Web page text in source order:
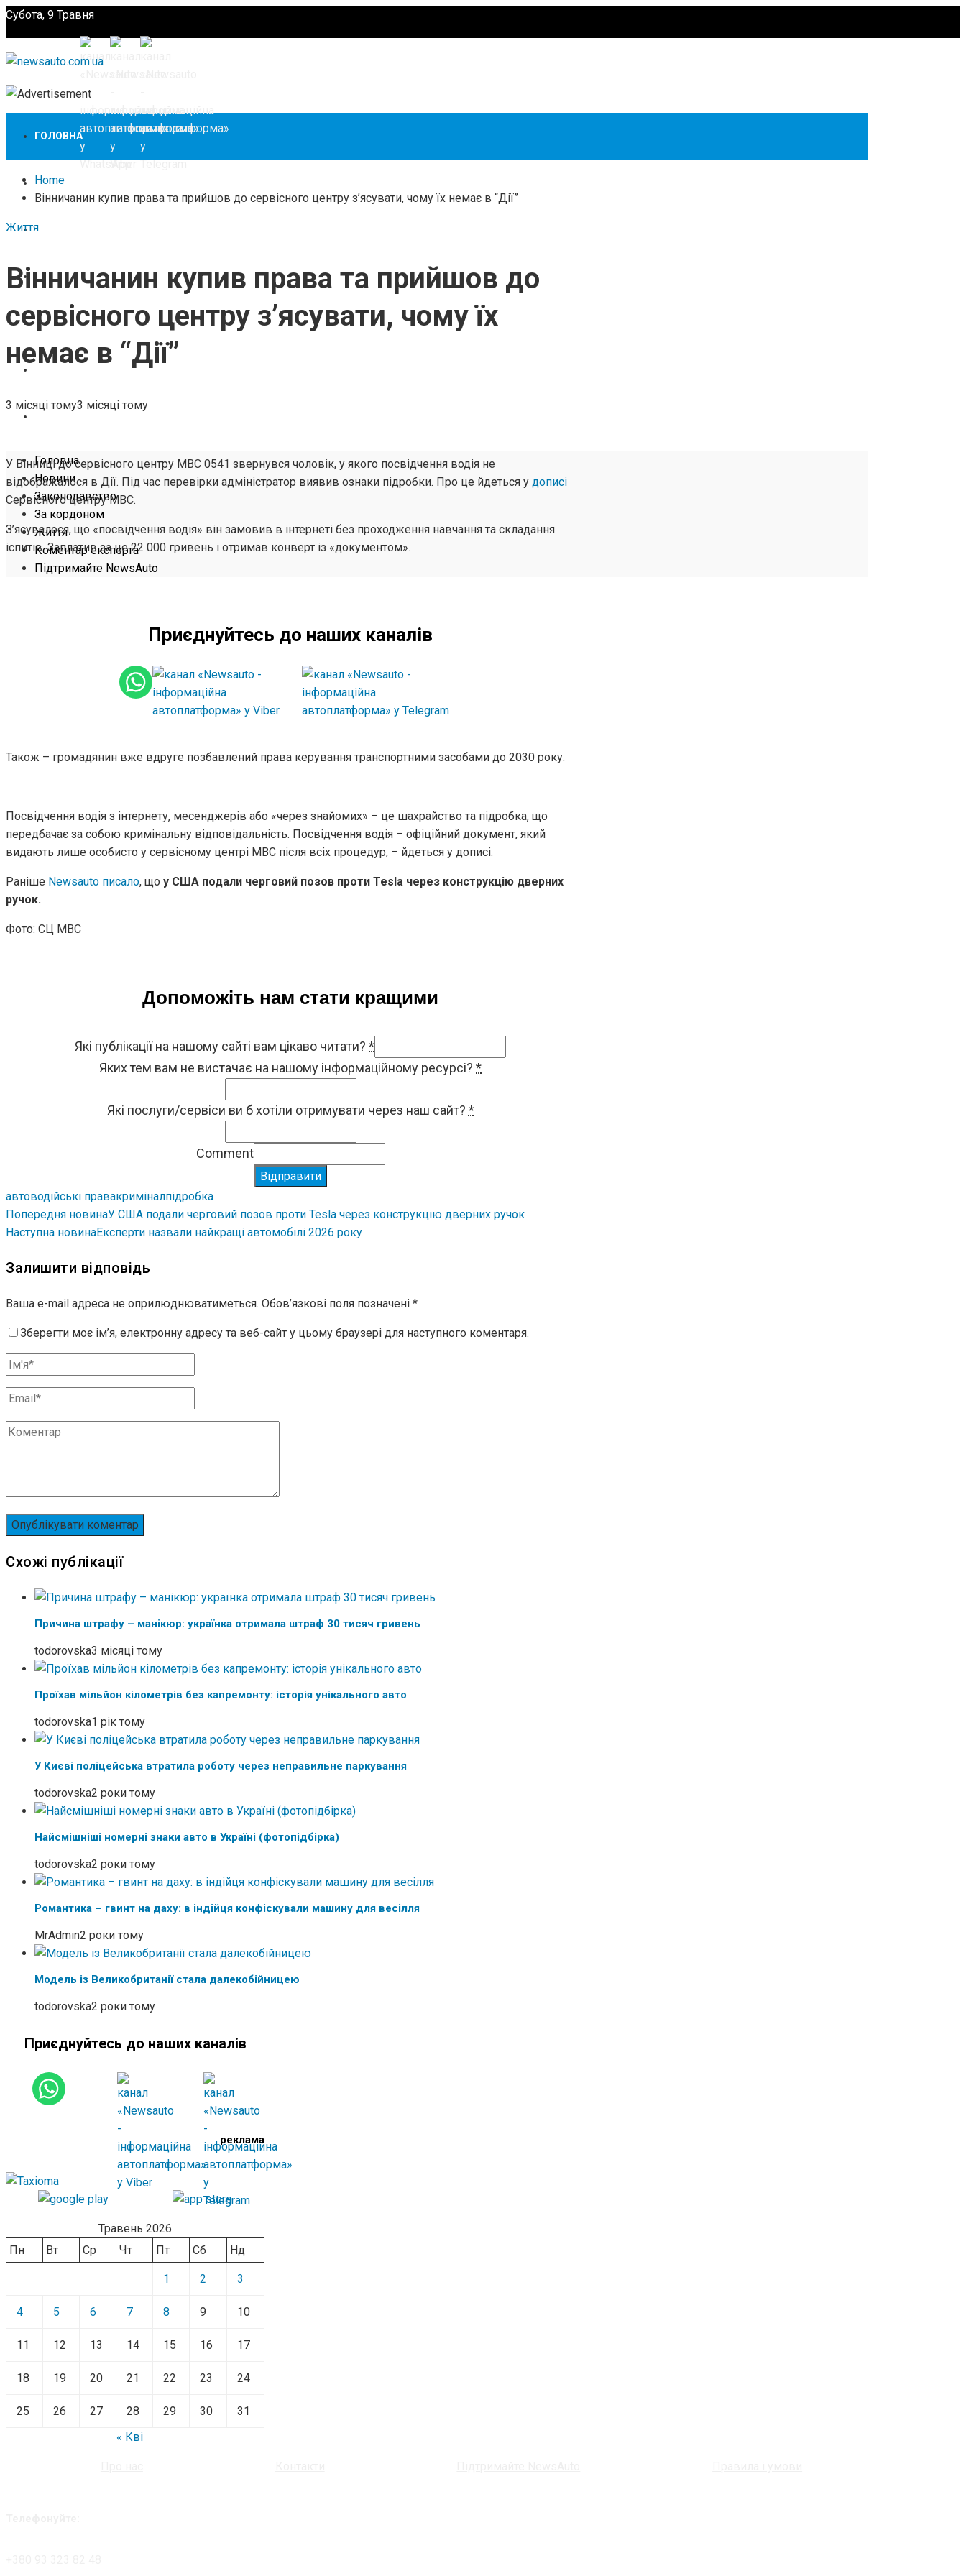
Субота, 9 Травня
ГОЛОВНА
НОВИНИ
ЗАКОНОДАВСТВО
ЗА КОРДОНОМ
ЖИТТЯ
КОМЕНТАР ЕКСПЕРТА
Головна
Новини
Законодавство
За кордоном
Життя
Коментар експерта
Підтримайте NewsAuto
Home
Вінничанин купив права та прийшов до сервісного центру з’ясувати, чому їх немає в “Дії”
Життя
Вінничанин купив права та прийшов до
сервісного центру з’ясувати, чому їх
немає в “Дії”
3 місяці тому3 місяці тому
У Вінниці до сервісного центру МВС 0541 звернувся чоловік, у якого посвідчення водія не
відображалося в Дії. Під час перевірки адміністратор виявив ознаки підробки. Про це йдеться у дописі
Сервісного центру МВС.
З’ясувалося, що «посвідчення водія» він замовив в інтернеті без проходження навчання та складання
іспитів. Заплатив за це 22 000 гривень і отримав конверт із «документом».
Приєднуйтесь до наших каналів
Також – громадянин вже вдруге позбавлений права керування транспортними засобами до 2030 року.
Посвідчення водія з інтернету, месенджерів або «через знайомих» – це шахрайство та підробка, що
передбачає за собою кримінальну відповідальність. Посвідчення водія – офіційний документ, який
видають лише особисто у сервісному центрі МВС після всіх процедур, – йдеться у дописі.
Раніше Newsauto писало, що у США подали черговий позов проти Tesla через конструкцію дверних
ручок.
Фото: СЦ МВС
Допоможіть нам стати кращими
Які публікації на нашому сайті вам цікаво читати? *
Яких тем вам не вистачає на нашому інформаційному ресурсі? *
Які послуги/сервіси ви б хотіли отримувати через наш сайт? *
Comment
Відправити
автоводійські правакриміналпідробка
Попередня новинаУ США подали черговий позов проти Tesla через конструкцію дверних ручок
Наступна новинаЕксперти назвали найкращі автомобілі 2026 року
Залишити відповідь
Ваша e-mail адреса не оприлюднюватиметься. Обов’язкові поля позначені *
Зберегти моє ім’я, електронну адресу та веб-сайт у цьому браузері для наступного коментаря.
Схожі публікації
Причина штрафу – манікюр: українка отримала штраф 30 тисяч гривень
todorovska3 місяці тому
Проїхав мільйон кілометрів без капремонту: історія унікального авто
todorovska1 рік тому
У Києві поліцейська втратила роботу через неправильне паркування
todorovska2 роки тому
Найсмішніші номерні знаки авто в Україні (фотопідбірка)
todorovska2 роки тому
Романтика – гвинт на даху: в індійця конфіскували машину для весілля
MrAdmin2 роки тому
Модель із Великобританії стала далекобійницею
todorovska2 роки тому
Приєднуйтесь до наших каналів
реклама
Травень 2026
Пн
Вт Ср Чт Пт Сб Нд
1 2 3
4 5 6 7 8 9 10
11 12 13 14 15 16 17
18 19 20 21 22 23 24
25 26 27 28 29 30
31
« Кві